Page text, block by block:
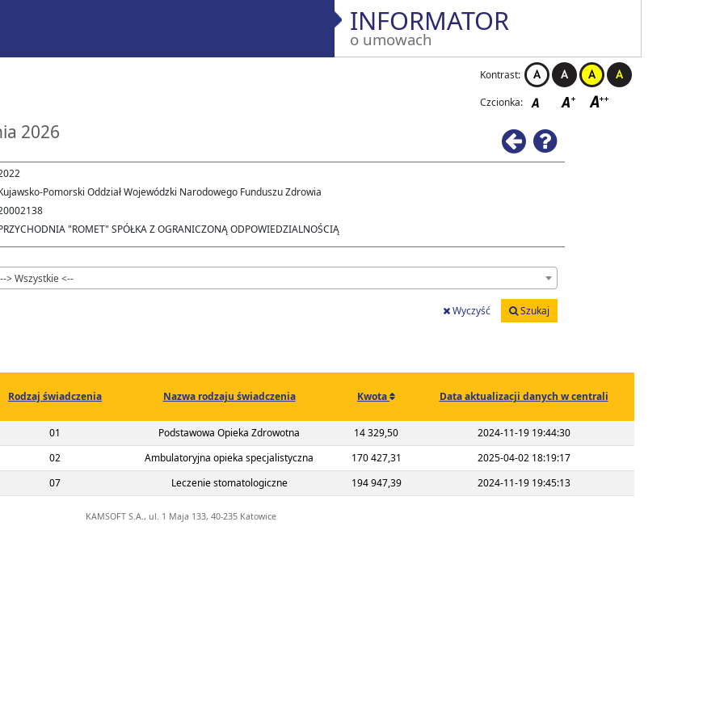
INFORMATOR
o umowach
Kontrast:
Czcionka:
2026 Wstecz
Pomoc
Pomorski Oddział Wojewódzki Narodowego Funduszu Zdrowia
"ROMET" SPÓŁKA Z OGRANICZONĄ ODPOWIEDZIALNOŚCIĄ
--> Wszystkie <--
Wyczyść Szukaj
Rodzaj świadczenia Nazwa rodzaju świadczenia Kwota Data aktualizacji danych w centrali
02138-22-02
01 Podstawowa Opieka Zdrowotna 14 329,50
2024-11-19 19:44:30
02138-22-01
02 Ambulatoryjna opieka specjalistyczna 170 427,31
2025-04-02 18:19:17
02138-22-03
07 Leczenie stomatologiczne 194 947,39 2024-11-19 19:45:13
KAMSOFT S.A., ul. 1 Maja 133, 40-235 Katowice